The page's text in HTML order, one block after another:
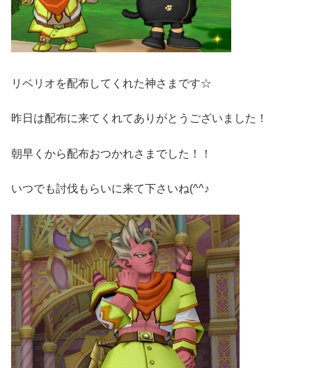
リベリオを配布してくれた神さまです☆
昨日は配布に来てくれてありがとうございました！
朝早くから配布おつかれさまでした！！
いつでも討伐もらいに来て下さいね(^^♪